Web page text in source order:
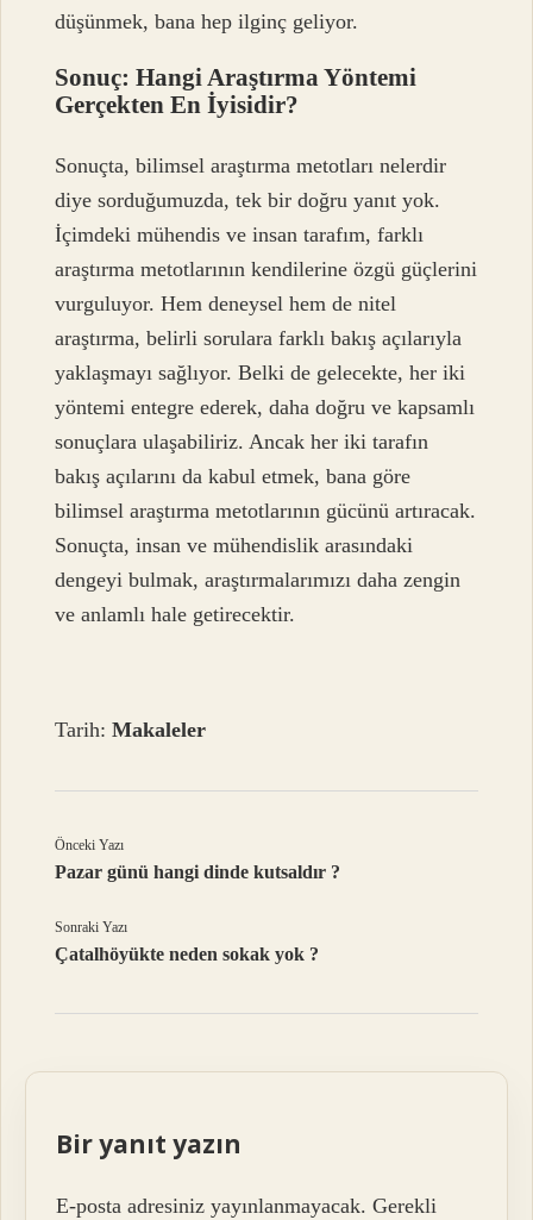
düşünmek, bana hep ilginç geliyor.
Sonuç: Hangi Araştırma Yöntemi
Gerçekten En İyisidir?
Sonuçta, bilimsel araştırma metotları nelerdir
diye sorduğumuzda, tek bir doğru yanıt yok.
İçimdeki mühendis ve insan tarafım, farklı
araştırma metotlarının kendilerine özgü güçlerini
vurguluyor. Hem deneysel hem de nitel
araştırma, belirli sorulara farklı bakış açılarıyla
yaklaşmayı sağlıyor. Belki de gelecekte, her iki
yöntemi entegre ederek, daha doğru ve kapsamlı
sonuçlara ulaşabiliriz. Ancak her iki tarafın
bakış açılarını da kabul etmek, bana göre
bilimsel araştırma metotlarının gücünü artıracak.
Sonuçta, insan ve mühendislik arasındaki
dengeyi bulmak, araştırmalarımızı daha zengin
ve anlamlı hale getirecektir.
Tarih:Makaleler
Önceki Yazı
Pazar günü hangi dinde kutsaldır ?
Sonraki Yazı
Çatalhöyükte neden sokak yok ?
Bir yanıt yazın
E-posta adresiniz yayınlanmayacak. Gerekli